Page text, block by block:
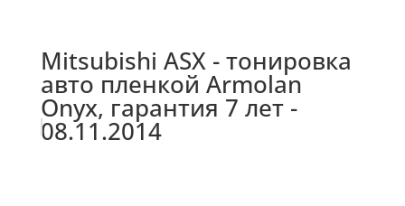
Mitsubishi ASX - тонировка
авто пленкой Armolan
Onyx, гарантия 7 лет -
08.11.2014